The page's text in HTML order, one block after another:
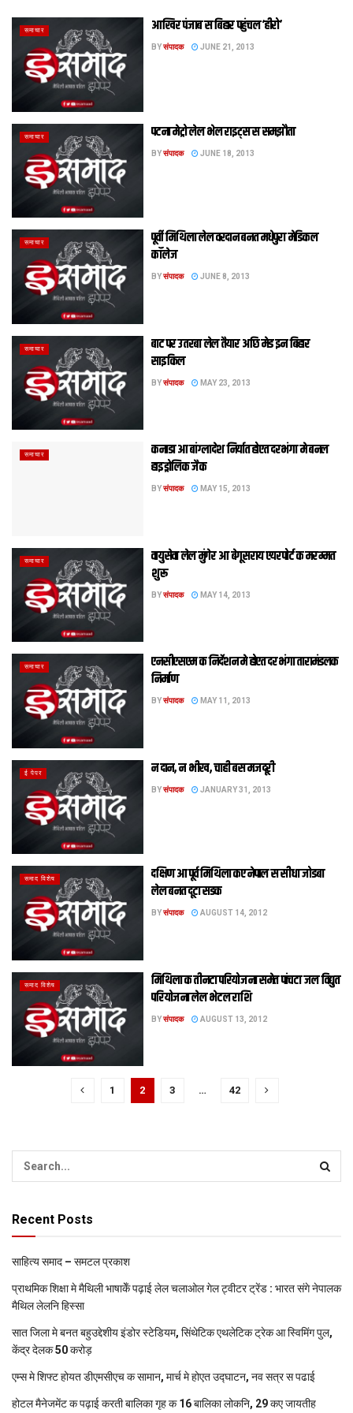
समाचार आखिर पंजाब स बिहार पहुंचल ‘हीरो’
BYसंपादक JUNE 21, 2013
समाचार पटना मेट्रो लेल भेल राइट्स स समझौता
BYसंपादक JUNE 18, 2013
समाचार
पूर्वी मिथिला लेल वरदान बनत मधेपुरा मेडिकल
कॉलेज
BYसंपादक JUNE 8, 2013
समाचार
बाट पर उतरबा लेल तैयार अछि मेड इन बिहार
साइकिल
BYसंपादक MAY 23, 2013
समाचार
कनाडा आ बांग्लादेश निर्यात होएत दरभंगा मे बनल
हाइड्रोलिक जैक
BYसंपादक MAY 15, 2013
समाचार
वायुसेवा लेल मुंगेर आ बेगूसराय एयरपोर्ट क मरम्‍मत
शुरू
BYसंपादक MAY 14, 2013
समाचार
एनसीएसएम क निर्देशन मे होएत दरभंगा तारामंडलक
निर्माण
BYसंपादक MAY 11, 2013
ई पेपर न दान, न भीख, चाही बस मजदूरी
BYसंपादक JANUARY 31, 2013
समाद विशेष
दक्षिण आ पूर्व मिथिला कए नेपाल स सीधा जोडबा
लेल बनत दूटा सडक
BYसंपादक AUGUST 14, 2012
समाद विशेष
मिथिला क तीनटा परियोजना समेत पांचटा जल विद्युत
परियोजना लेल भेटल राशि
BYसंपादक AUGUST 13, 2012
1 2 3 … 42
Recent Posts
साहित्य समाद – समटल प्रकाश
प्राथमिक शि‍क्षा मे मैथि‍ली भाषाकेँ पढ़ाई लेल चलाओल गेल ट्वीटर ट्रेंड : भारत संगे नेपालक
मैथिल लेलनि हिस्सा
सात जिला मे बनत बहुउद्देशीय इंडोर स्‍टेडि‍यम, सिंथेटिक एथलेटिक ट्रेक आ स्विमिंग पुल,
केंद्र देलक 50 करोड़
एम्स मे शिफ्ट होयत डीएमसीएच क सामान, मार्च मे होएत उद्घाटन, नव सत्र स पढाई
होटल मैनेजमेंट क पढ़ाई करती बालिका गृह क 16 बालिका लोकनि, 29 कए जायतीह